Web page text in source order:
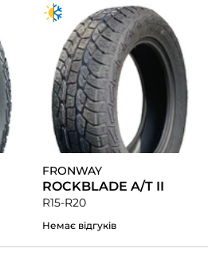
FRONWAY
ROCKBLADE A/T II
R15-R20
Немає відгуків